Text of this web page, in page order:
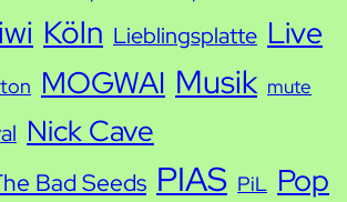
Köln Lieblingsplatte Live
MOGWAI Musik mute
Nick Cave
Bad Seeds PIAS PiL Pop